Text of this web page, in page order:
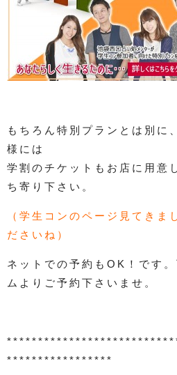
もちろん特別プランとは別に
様には
学割のチケットもお店に用意
ち寄り下さい。
（学生コンのページ見てきま
ださいね）
ネットでの予約もOK！です
ムよりご予約下さいませ。
*****************